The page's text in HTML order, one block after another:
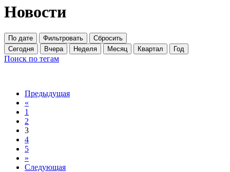
Новости
По дате Фильтровать
Сбросить
Сегодня
Вчера Неделя Месяц Квартал Год
Поиск по тегам
Предыдущая
«
1
2
3
4
5
»
Следующая